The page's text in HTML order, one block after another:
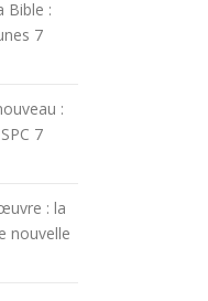
Bible :
7
:
7
: la
nouvelle